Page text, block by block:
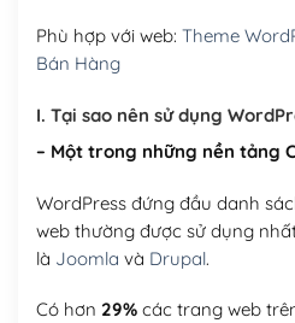
Hosting 5GB SSD (1 năm)
Hosting 8GB SSD (1 năm)
Phù hợp với web: Theme
Bán Hàng
I. Tại sao nên sử dụng
– Một trong những nền tảng
WordPress đứng đầu danh
web thường được sử dụng
là Joomla và Drupal.
Có hơn 29%các trang web